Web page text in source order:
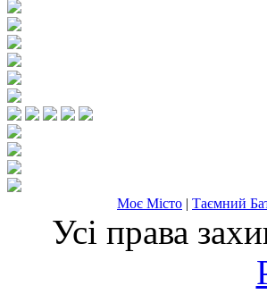
Моє Місто | Таємний
Усі права